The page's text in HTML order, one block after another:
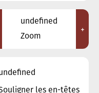
undefined
Zoom
+
les en-têtes